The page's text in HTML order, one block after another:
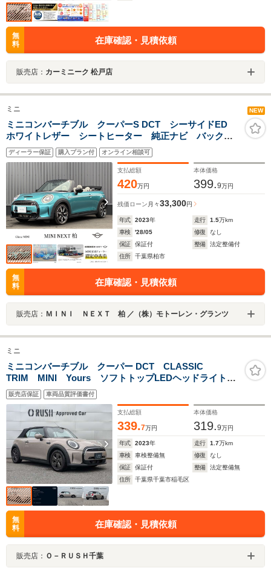
無
料
在庫確認・見積依頼
販売店： カーミニーク 松戸店
ミニ NEW
ミニコンバーチブル クーパーS DCT シーサイドED
ホワイトレザー シートヒーター 純正ナビ バックカ
メラ ACC ETC 18インチAW
ディーラー保証 購入プラン付 オンライン相談可
支払総額
420万円
本体価格
399.9万円
残価ローン 月々33,300円
年式 2023年 走行 1.5万km
車検
'28/05 修復
なし
保証
保証付 整備
法定整備付
住所
千葉県柏市
無
料
在庫確認・見積依頼
販売店： ＭＩＮＩ ＮＥＸＴ 柏 ／（株）モトーレン・グランツ
ミニ
ミニコンバーチブル クーパー DCT CLASSIC
TRIM MINI Yours ソフトトップLEDヘッドライト
リア・ビュー・カメラ 16インチ アロイ・ホイール
スポーツ・シート ドライブレコーダー コンフォー
ト・アクセス
販売店保証 車両品質評価書付
支払総額
339.7万円
本体価格
319.9万円
年式 2023年 走行 1.7万km
車検
車検整備無 修復
なし
保証
保証付 整備
法定整備無
住所
千葉県千葉市稲毛区
無
料
在庫確認・見積依頼
販売店： Ｏ－ＲＵＳＨ千葉